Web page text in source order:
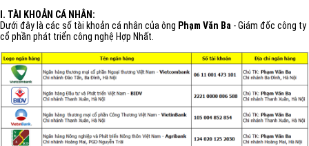
I. TÀI KHOẢN CÁ NHÂN:
Dưới đây là các số tài khoản cá nhân của ông Phạm Văn Ba - Giám đốc công ty
cổ phần phát triển công nghệ Hợp Nhất.